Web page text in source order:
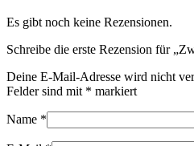
Es gibt noch keine Rezensionen.
Schreibe die erste Rezension für
Deine E-Mail-Adresse wird nicht
Felder sind mit * markiert
Name *